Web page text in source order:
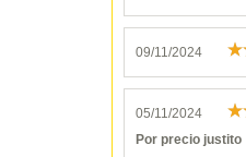
09/11/2024
05/11/2024
Por precio justito